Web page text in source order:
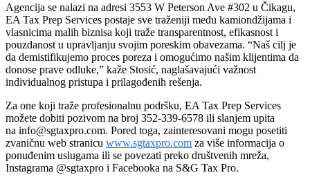
Agencija se nalazi na adresi 3553 W Peterson Ave #302 u Čikagu,
EA Tax Prep Services postaje sve traženiji među kamiondžijama i
vlasnicima malih biznisa koji traže transparentnost, efikasnost i
pouzdanost u upravljanju svojim poreskim obavezama. “Naš cilj je
da demistifikujemo proces poreza i omogućimo našim klijentima da
donose prave odluke,” kaže Stosić, naglašavajući važnost
individualnog pristupa i prilagođenih rešenja.
Za one koji traže profesionalnu podršku, EA Tax Prep Services
možete dobiti pozivom na broj 352-339-6578 ili slanjem upita
na info@sgtaxpro.com. Pored toga, zainteresovani mogu posetiti
zvaničnu web stranicu www.sgtaxpro.com za više informacija o
ponuđenim uslugama ili se povezati preko društvenih mreža,
Instagrama @sgtaxpro i Facebooka na S&G Tax Pro.